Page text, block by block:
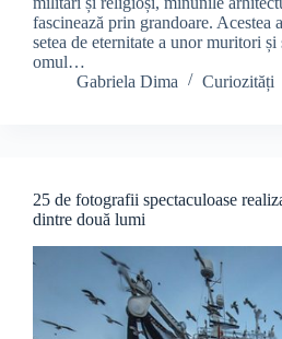
fascinează prin grandoare. Acestea
setea de eternitate a unor muritori și
omul…
Gabriela Dima
Curiozități
25 de fotografii spectaculoase
dintre două lumi